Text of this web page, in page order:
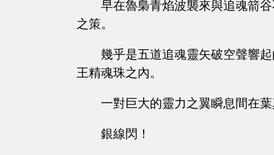
早在魯梟青焰波襲來與追魂箭
之策。
幾乎是五道追魂靈矢破空聲響
王精魂珠之內。
一對巨大的靈力之翼瞬息間在
銀線閃！